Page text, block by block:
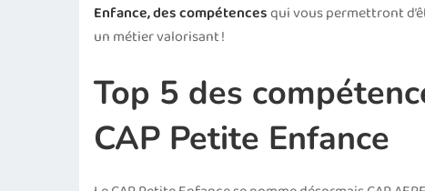
Enfance, des compétencesqui vous permettront
un métier valorisant !
Top 5 des
CAP Petite Enfance